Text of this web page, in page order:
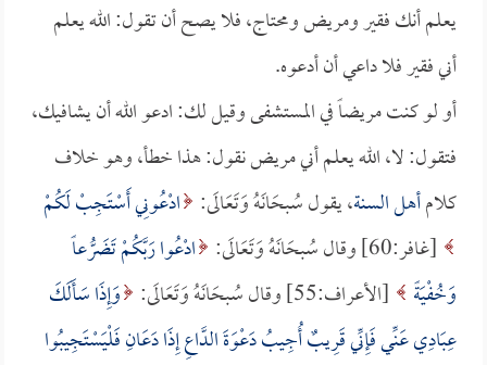
يعلم أنك فقير ومريض ومحتاج، فلا يصح أن تقول: الله يعلم
أني فقير فلا داعي أن أدعوه.
أو لو كنت مريضاً في المستشفى وقيل لك: ادعو الله أن يشافيك،
فتقول: لا، الله يعلم أني مريض نقول: هذا خطأ، وهو خلاف
كلامأهل السنة، يقول سُبحَانَهُ وَتَعَالَى: ادْعُونِي أَسْتَجِبْ لَكُمْ
[غافر:60] وقال سُبحَانَهُ وَتَعَالَى:
ادْعُوا رَبَّكُمْ تَضَرُّعاً
وَخُفْيَةً
[الأعراف:55] وقال سُبحَانَهُ وَتَعَالَى:
وَإِذَا سَأَلَكَ
عِبَادِي عَنِّي فَإِنِّي قَرِيبٌ أُجِيبُ دَعْوَةَ الدَّاعِ إِذَا دَعَانِ فَلْيَسْتَجِيبُوا